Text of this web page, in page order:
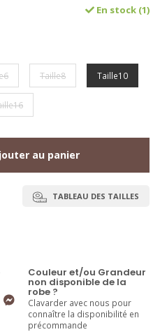
En stock (1)
Taille8 Taille10
au panier
TABLEAU DES TAILLES
Couleur et/ou Grandeur
non disponible de la
robe ?
Clavarder avec nous pour
connaître la disponibilité en
précommande